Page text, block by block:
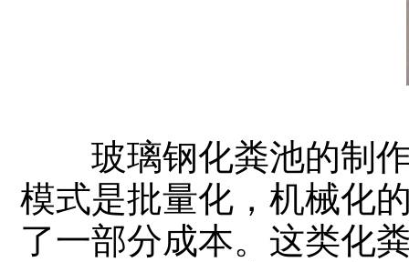
玻璃钢化粪池的制作
模式是批量化，机械化
了一部分成本。这类化